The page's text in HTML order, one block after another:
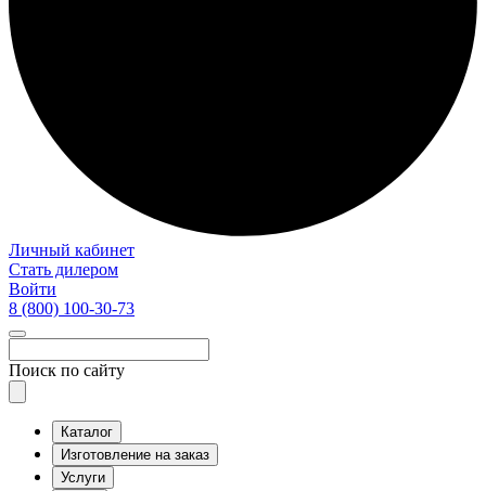
Личный кабинет
Стать дилером
Войти
8 (800) 100-30-73
Поиск по сайту
Каталог
Изготовление на заказ
Услуги